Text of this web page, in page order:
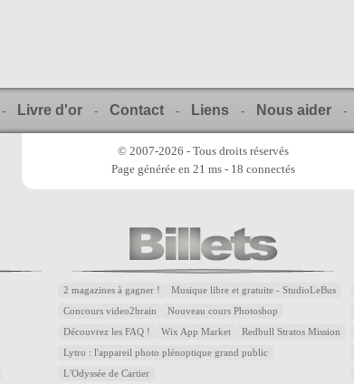
- Livre d'or - Contact - Liens - Nous aider -
© 2007-2026 - Tous droits réservés
Page générée en 21 ms - 18 connectés
2 magazines à gagner ! Musique libre et gratuite - StudioLeBus
Concours video2brain Nouveau cours Photoshop
Découvrez les FAQ ! Wix App Market Redbull Stratos Mission
Lytro : l'appareil photo plénoptique grand public
L'Odyssée de Cartier